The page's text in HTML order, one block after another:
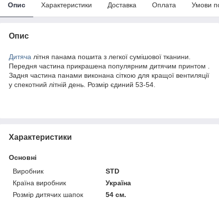
Опис Характеристики Доставка Оплата Умови
Опис
Дитяча літня панама пошита з легкої сумішової тканини.
Передня частина прикрашена популярним дитячим принтом .
Задня частина панами виконана сіткою для кращої вентиляції
у спекотний літній день. Розмір єдиний 53-54.
Характеристики
Основні
Виробник
STD
Країна виробник
Україна
Розмір дитячих шапок
54 см.